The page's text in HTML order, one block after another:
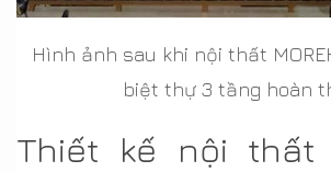
Hình ảnh sau khi nội thất
biệt thự 3 tầng hoàn
Thiết kế nội